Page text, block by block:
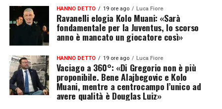
HANNO DETTO 19 ore ago Luca Fiore
Ravanelli elogia Kolo Muani: «Sarà
fondamentale per la Juventus, lo scorso
anno è mancato un giocatore così»
HANNO DETTO 19 ore ago Luca Fiore
Vaciago a 360°: «Di Gregorio non è più
proponibile. Bene Alajbegovic e Kolo
Muani, mentre a centrocampo l’unico ad
avere qualità è Douglas Luiz»